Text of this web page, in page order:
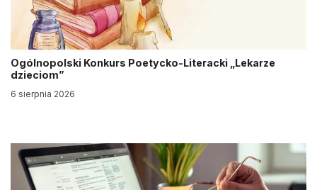
Ogólnopolski Konkurs Poetycko-Literacki „Lekarze
dzieciom”
6 sierpnia 2026